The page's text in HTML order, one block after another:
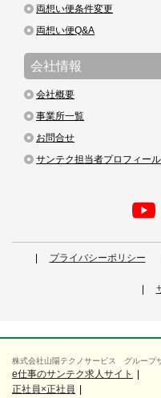
両想い便条件変更
両想い便Q&A
会社情報
会社概要
事業所一覧
お問合せ
サンテク担当者プロフィール
プライバシーポリシー
株式会社山陽テクノサービス グループ
e仕事のサンテク求人サイト
正社員×正社員